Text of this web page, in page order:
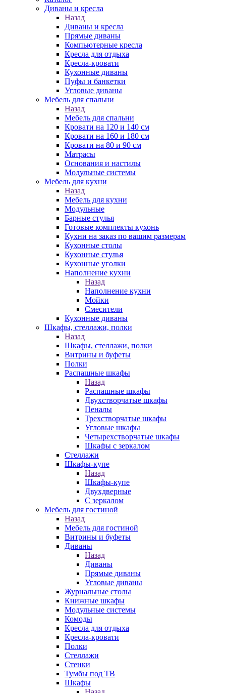
Диваны и кресла
Назад
Диваны и кресла
Прямые диваны
Компьютерные кресла
Кресла для отдыха
Кресла-кровати
Кухонные диваны
Пуфы и банкетки
Угловые диваны
Мебель для спальни
Назад
Мебель для спальни
Кровати на 120 и 140 см
Кровати на 160 и 180 см
Кровати на 80 и 90 см
Матрасы
Основания и настилы
Модульные системы
Мебель для кухни
Назад
Мебель для кухни
Модульные
Барные стулья
Готовые комплекты кухонь
Кухни на заказ по вашим размерам
Кухонные столы
Кухонные стулья
Кухонные уголки
Наполнение кухни
Назад
Наполнение кухни
Мойки
Смесители
Кухонные диваны
Шкафы, стеллажи, полки
Назад
Шкафы, стеллажи, полки
Витрины и буфеты
Полки
Распашные шкафы
Назад
Распашные шкафы
Двухстворчатые шкафы
Пеналы
Трехстворчатые шкафы
Угловые шкафы
Четырехстворчатые шкафы
Шкафы с зеркалом
Стеллажи
Шкафы-купе
Назад
Шкафы-купе
Двухдверные
С зеркалом
Мебель для гостиной
Назад
Мебель для гостиной
Витрины и буфеты
Диваны
Назад
Диваны
Прямые диваны
Угловые диваны
Журнальные столы
Книжные шкафы
Модульные системы
Комоды
Кресла для отдыха
Кресла-кровати
Полки
Стеллажи
Стенки
Тумбы под ТВ
Шкафы